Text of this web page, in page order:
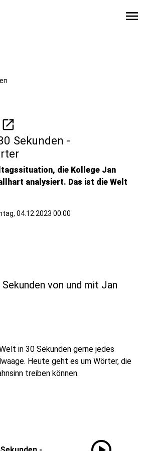
menu
open_in_new
Sekunden -
die Kollege Jan
analysiert. Das ist die Welt
04.12.2023 00:00
von und mit Jan
in 30 Sekunden gerne jedes
Heute geht es um Wörter, die
treiben können.